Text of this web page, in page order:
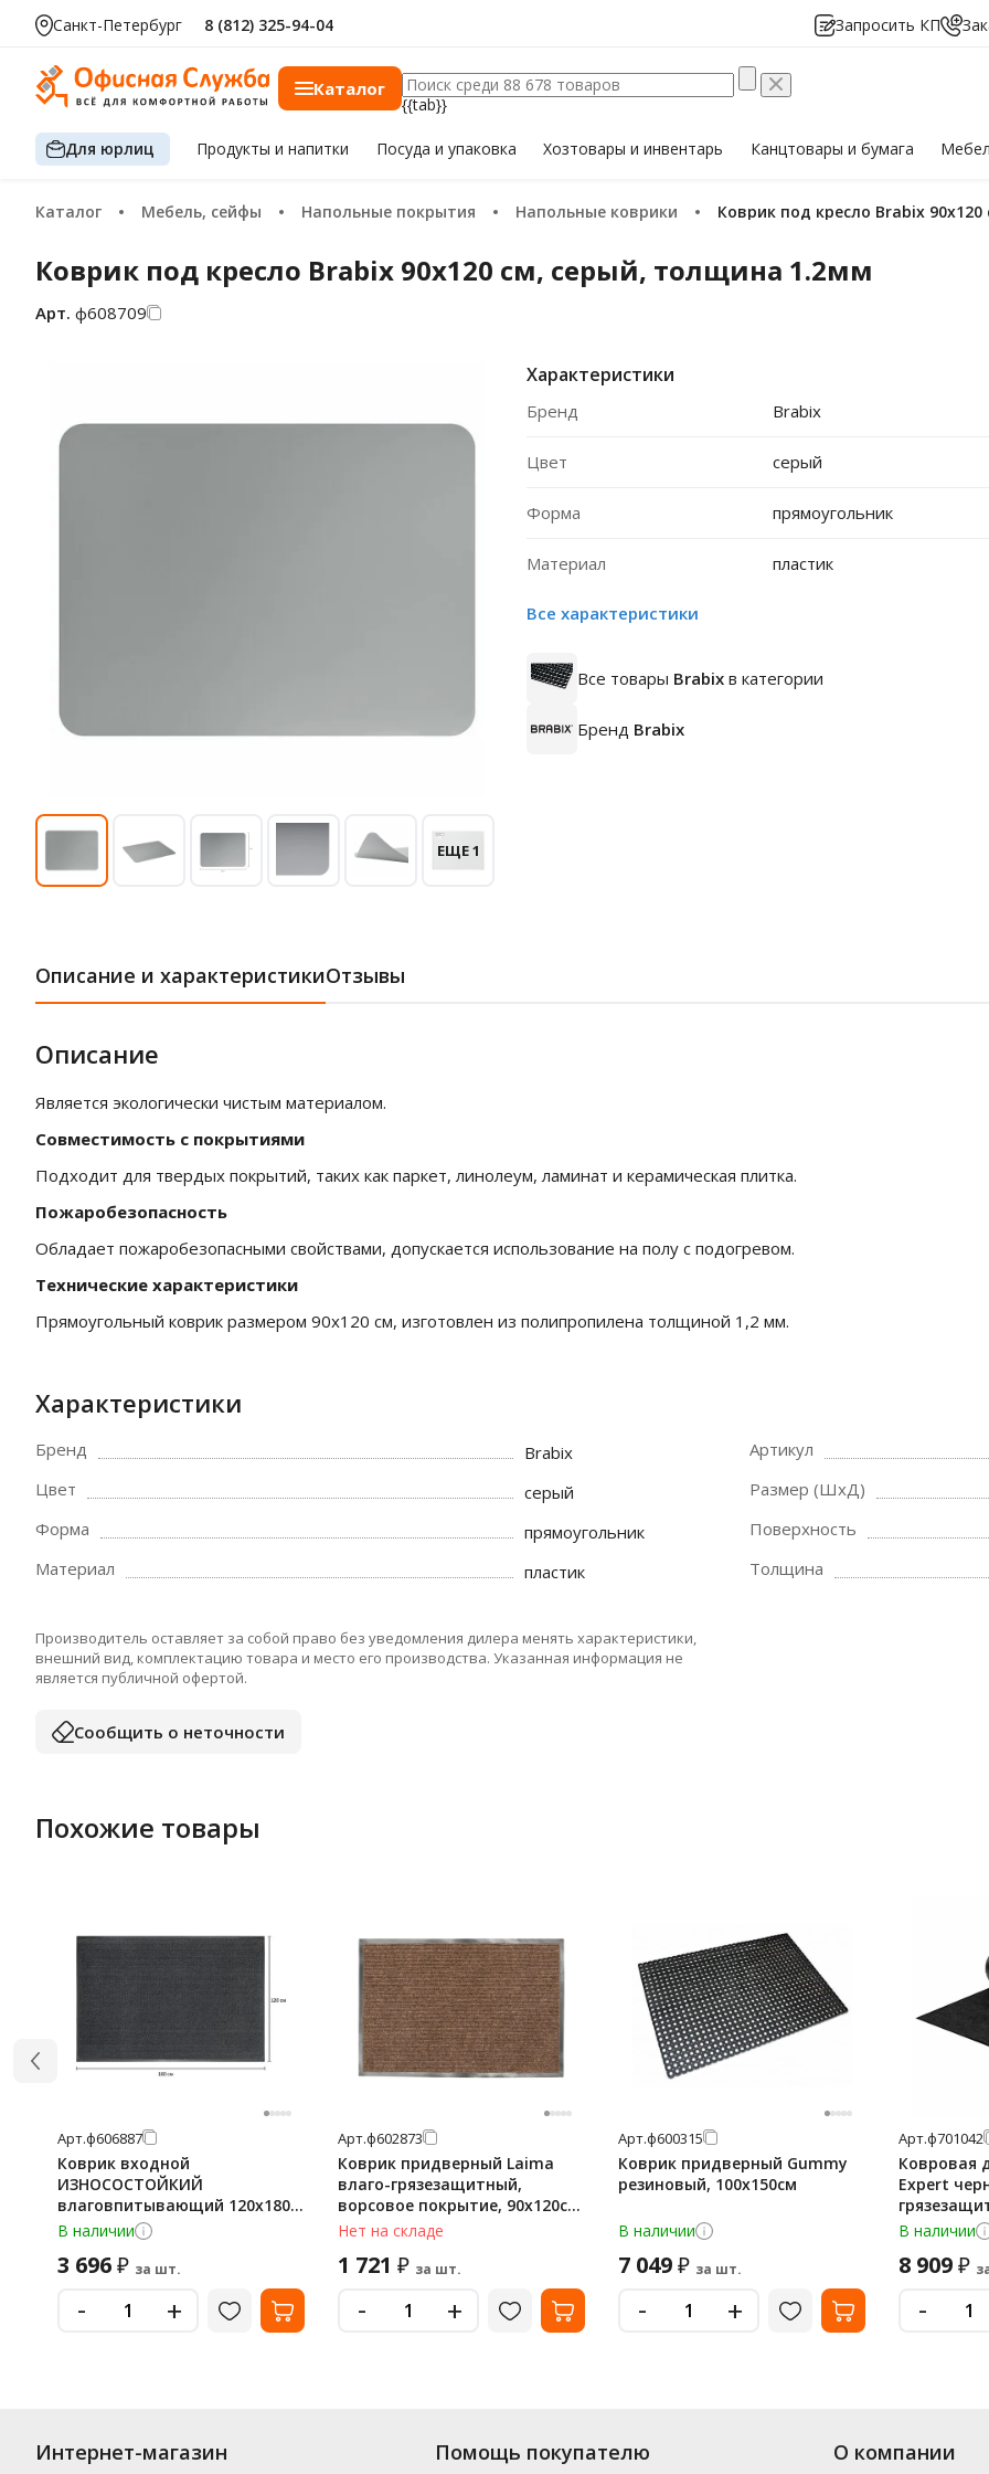
Санкт-Петербург 8 (812) 325-94-04 Запросить КП
Каталог
{{tab}}
Для юрлиц Продуктыи напитки Посуда и упаковка Хозтоварыи инвентарь Канцтовары и бумага
Каталог Мебель, сейфы Напольные покрытия Напольные коврики Коврик под кресло Brabix
Коврик под кресло Brabix 90х120 см, серый, толщина 1.2мм
Арт. ф608709
ЕЩЕ 1
Характеристики
Бренд Brabix
Цвет серый
Форма прямоугольник
Материал пластик
Все характеристики
Все товары Brabix в категории
Бренд Brabix
Описание и характеристикиОтзывы
Описание
Является экологически чистым материалом.
Совместимость с покрытиями
Подходит для твердых покрытий, таких как паркет, линолеум, ламинат и керамическая плитка.
Пожаробезопасность
Обладает пожаробезопасными свойствами, допускается использование на полу с подогревом.
Технические характеристики
Прямоугольный коврик размером 90х120 см, изготовлен из полипропилена толщиной 1,2 мм.
Характеристики
Бренд
Brabix
Цвет
серый
Форма
прямоугольник
Материал
пластик
Артикул
Размер (ШхД)
Поверхность
Толщина
Производитель оставляет за собой право без уведомления дилера менять характеристики,
внешний вид, комплектацию товара и место его производства. Указанная информация не
является публичной офертой.
Сообщить о неточности
Похожие товары
Арт.ф606887
Коврик входной
ИЗНОСОСТОЙКИЙ
влаговпитывающий 120х180
см, толщина 8 мм, ТАФТИНГ,
серый, LAIMA EXPERT, 606887
В наличии
3 696₽ за шт.
- +
Арт.ф602873
Коврик придверный Laima
влаго-грязезащитный,
ворсовое покрытие, 90х120см,
коричневый
Нет на складе
1 721 ₽ за шт.
- +
Арт.ф600315
Коврик придверный Gummy
резиновый, 100х150см
В наличии
7 049₽ за шт.
- +
Арт.ф701042
Ковровая
Expert
ребристая
В наличии
8 909₽
-
Интернет-магазин Помощь покупателю О компании